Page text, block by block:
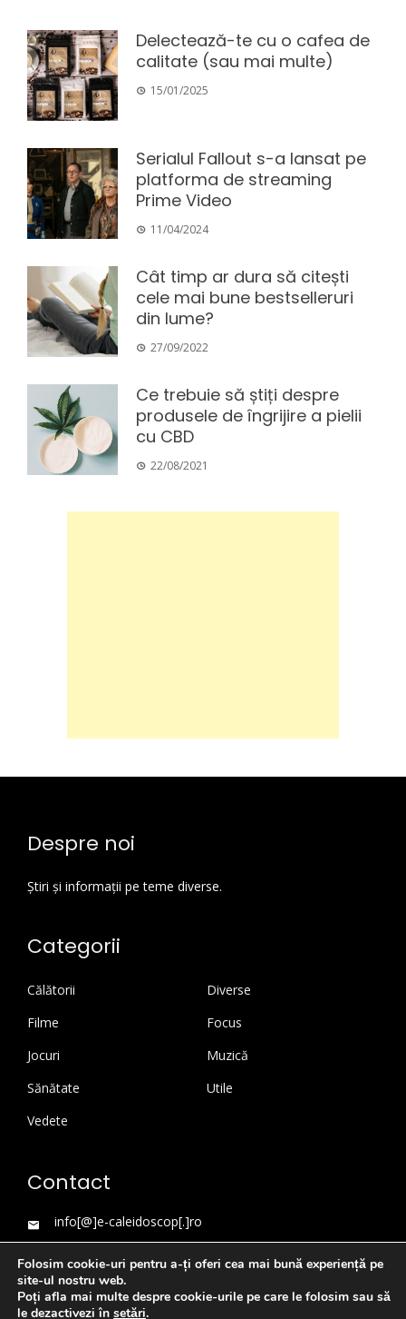
Delectează-te cu o cafea de
calitate (sau mai multe)
15/01/2025
Serialul Fallout s-a lansat pe
platforma de streaming
Prime Video
11/04/2024
Cât timp ar dura să citești
cele mai bune bestselleruri
din lume?
27/09/2022
Ce trebuie să știți despre
produsele de îngrijire a pielii
cu CBD
22/08/2021
Despre noi
Știri și informații pe teme diverse.
Categorii
Călătorii
Diverse
Filme
Focus
Jocuri
Muzică
Sănătate
Utile
Vedete
Contact
info[@]e-caleidoscop[.]ro
Folosim cookie-uri pentru a-ți oferi cea mai bună experiență pe
site-ul nostru web.
Poți afla mai multe despre cookie-urile pe care le folosim sau să
le dezactivezi în setări.